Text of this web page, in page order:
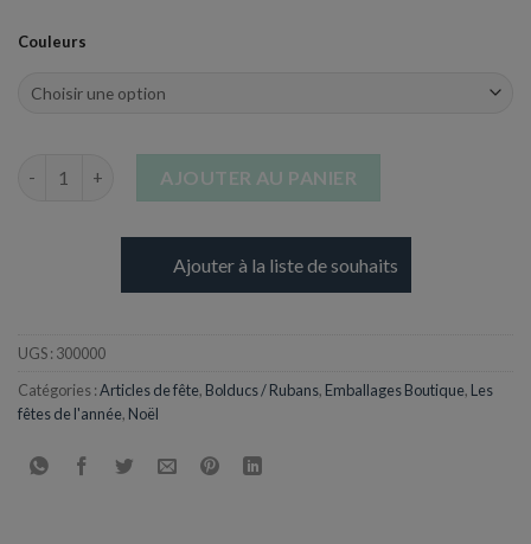
Couleurs
AJOUTER AU PANIER
Ajouter à la liste de souhaits
UGS : 300000
Catégories :Articles de fête, Bolducs / Rubans, Emballages Boutique, Les
fêtes de l'année, Noël